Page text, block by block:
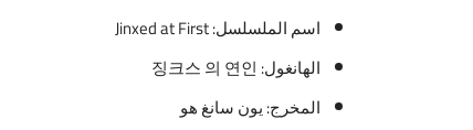
اسم الملسلسل: Jinxed at First
الهانغول: 징크스 의 연인
المخرج: يون سانغ هو